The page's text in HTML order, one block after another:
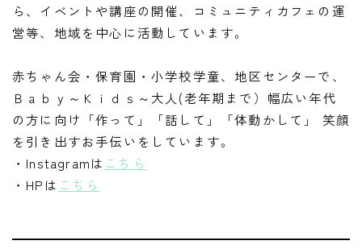
ら、イベントや講座の開催、コミュニティカフェの運
営等、地域を中心に活動しています。
赤ちゃん会・保育園・小学校学童、地区センターで、
Ｂａｂｙ～Ｋｉｄｓ～大人(老年期まで）幅広い年代
の方に向け「作って」「話して」「体動かして」 笑顔
を引き出すお手伝いをしています。
・Instagramは こちら
・HPは こちら